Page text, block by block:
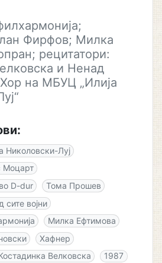
Фирфов; Милка
рецитатори:
и Ненад
на МБУЦ „Илија
Николовски-Луј
Моцарт
D-dur
Тома Прошев
сите војни
Милка Ефтимова
Хафнер
Велковска
1987